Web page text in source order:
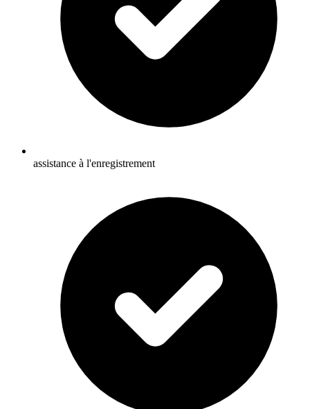
assistance à l'enregistrement